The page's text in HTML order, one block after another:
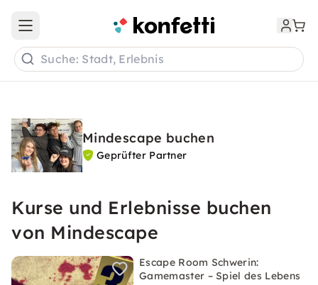
Open main menu
Suche: Stadt, Erlebnis
Mindescape buchen
Geprüfter Partner
Kurse und Erlebnisse buchen
von Mindescape
Escape Room Schwerin:
Gamemaster – Spiel des Lebens